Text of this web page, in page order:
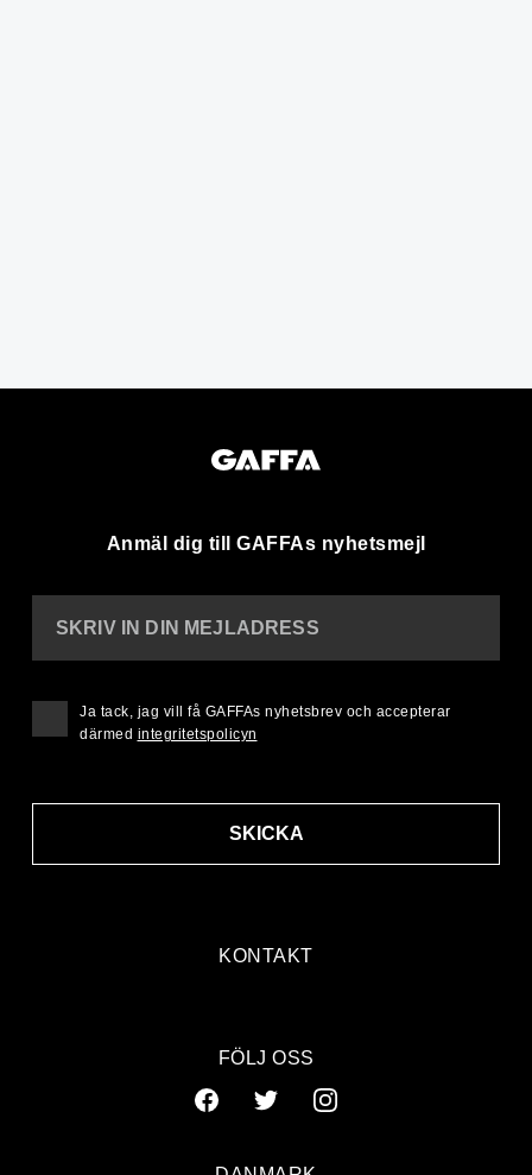
Anmäl dig till GAFFAs nyhetsmejl
KONTAKT
SKRIV IN DIN MEJLADRESS
SKICKA
Ja tack, jag vill få GAFFAs nyhetsbrev och accepterar
därmed integritetspolicyn
FÖLJ OSS